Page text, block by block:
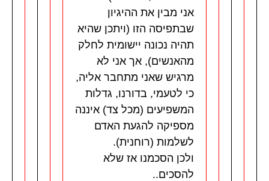
אני מבין את ההיגיון
שבתפיסה הזו (ויתכן שהיא
תהיה נכונה יישומית לחלק
מהאנשים), אך אני לא
מרגיש שאני מתחבר אליה,
כי לטעמי, בדורנו, גדלות
המשפיעים (מכל צד) איננה
מספיקה להגעת האדם
לשלמות (רוחנית).
ולכן הסכמנו אז שלא
להסכים..